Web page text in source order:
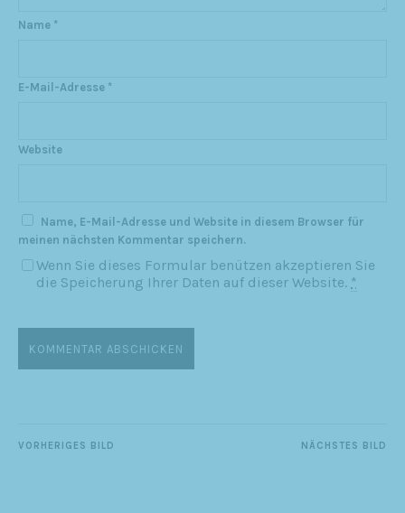
Name *
E-Mail-Adresse *
Website
Name, E-Mail-Adresse und Website in diesem Browser für
meinen nächsten Kommentar speichern.
Wenn Sie dieses Formular benützen akzeptieren Sie
die Speicherung Ihrer Daten auf dieser Website. *
NÄCHSTES BILD
VORHERIGES BILD